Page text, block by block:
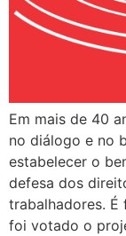
Em mais de 40
no diálogo e no
estabelecer o
defesa dos
trabalhadores. É
foi votado o